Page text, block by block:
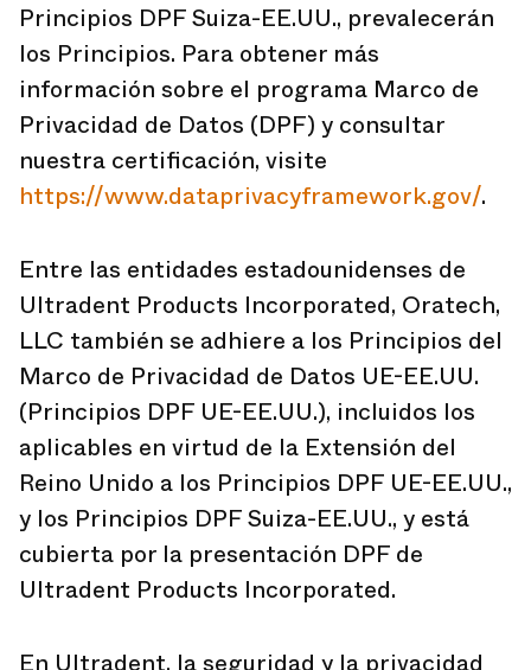
Principios DPF Suiza-EE.UU., prevalecerán
los Principios. Para obtener más
información sobre el programa Marco de
Privacidad de Datos (DPF) y consultar
nuestra certificación, visite
https://www.dataprivacyframework.gov/.
Entre las entidades estadounidenses de
Ultradent Products Incorporated, Oratech,
LLC también se adhiere a los Principios del
Marco de Privacidad de Datos UE-EE.UU.
(Principios DPF UE-EE.UU.), incluidos los
aplicables en virtud de la Extensión del
Reino Unido a los Principios DPF UE-EE.UU.,
y los Principios DPF Suiza-EE.UU., y está
cubierta por la presentación DPF de
Ultradent Products Incorporated.